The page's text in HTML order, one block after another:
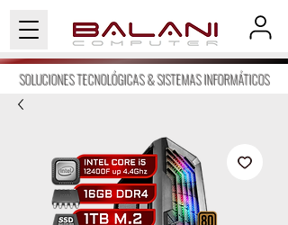
SOLUCIONES TECNOLÓGICAS & SISTEMAS INFORMÁTICOS